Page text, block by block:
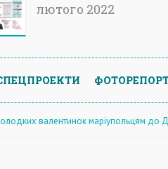
лютого 2022
валентинок маріупольцям до